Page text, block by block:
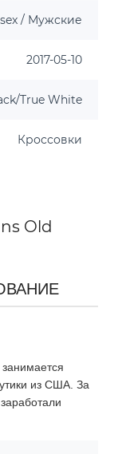
/ Мужские
2017-05-10
True White
Кроссовки
Old
из США. За